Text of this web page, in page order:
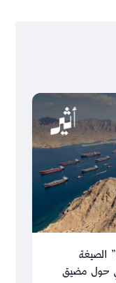
الصيغة
حول مضيق